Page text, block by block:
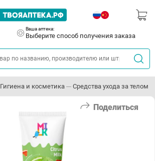
Ваша аптека:
Выберите способ получения заказа
Гигиена и косметика Средства ухода за телом
Поделиться